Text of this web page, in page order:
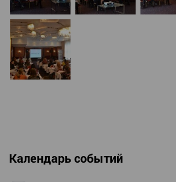
Календарь событий